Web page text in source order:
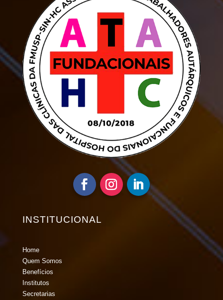
INSTITUCIONAL
Home
Quem Somos
Benefícios
Institutos
Secretarias